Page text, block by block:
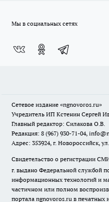
Мы в социальных сетях
Сетевое издание «ngnovoros.ru»
Учредитель ИП Кстенин Сергей
Главный редактор: Силакова О.В.
Редакция: 8 (967) 930-71-04,
Адрес: 353924, г. Новороссийск,
Свидетельство о регистрации
г. выдано Федеральной службой
информационных технологий и
частичном или полном
портала ngnovoros.ru в печатных